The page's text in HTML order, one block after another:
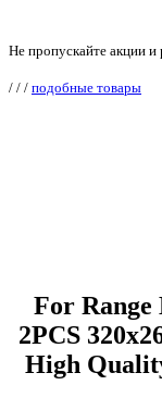
Не пропускайте акции и
/ / / подобные товары
For Range
2PCS
High